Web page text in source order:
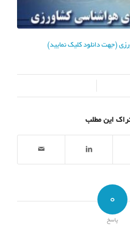
(جهت دانلود کلیک نمایید)
این مطلب
0
پاسخ